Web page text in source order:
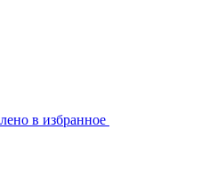
в избранное